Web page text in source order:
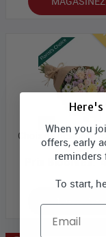
Choix du designer -
pastel
Prix Bloomex:
MAGASINEZ
Here's
When you
offers, early
reminders
To start,
Email